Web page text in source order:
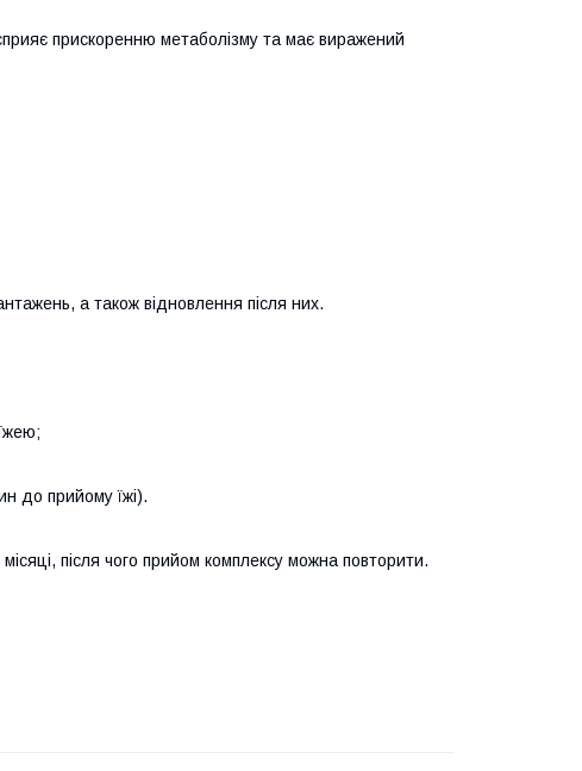
прискоренню метаболізму та має виражений
а також відновлення після них.
до прийому їжі).
після чого прийом комплексу можна повторити.